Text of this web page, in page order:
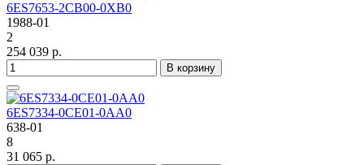
6ES7653-2CB00-0XB0
1988-01
2
254 039 р.
В корзину
6ES7334-0CE01-0AA0
638-01
8
31 065 р.